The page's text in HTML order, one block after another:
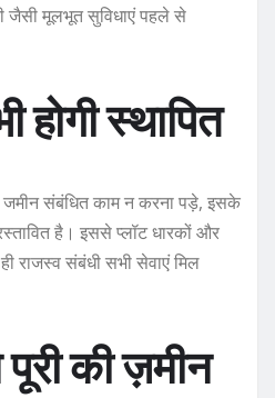
मूलभूत सुविधाएं पहले से
होगी स्थापित
जमीन संबंधित काम न करना पड़े, इसके
है। इससे प्लॉट धारकों और
राजस्व संबंधी सभी सेवाएं मिल
की ज़मीन